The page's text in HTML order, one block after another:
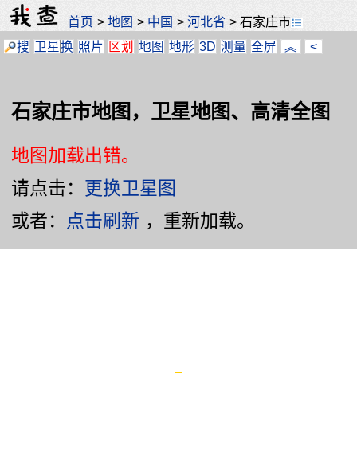
首页 >地图 > 中国 >河北省 >石家庄市
搜 卫星换 照片 区划 地图 地形 3D 测量 全屏 ︽ <
石家庄市地图，卫星地图、高清全图
地图加载出错。
请点击： 更换卫星图
或者： 点击刷新 ，重新加载。